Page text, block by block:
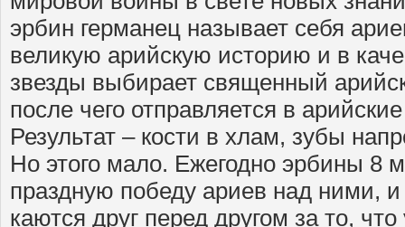
эрбин германец называет себя
великую арийскую историю и в
звезды выбирает священный
после чего отправляется в
Результат – кости в хлам, зубы
Но этого мало. Ежегодно эрбины 8
праздную победу ариев над ними,
каются друг перед другом за то,